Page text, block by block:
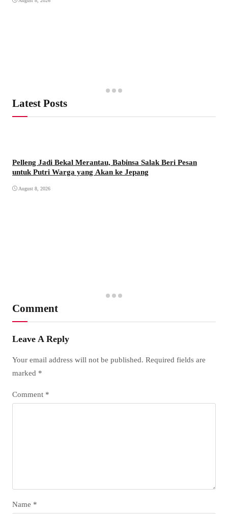
Latest Posts
Pelleng Jadi Bekal Merantau, Babinsa Salak Beri Pesan
untuk Putri Warga yang Akan ke Jepang
August 8, 2026
Comment
Leave A Reply
Your email address will not be published. Required fields are
marked *
Comment *
Name *